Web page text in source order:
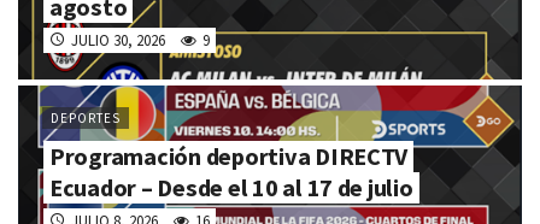
agosto
JULIO 30, 2026 9
DEPORTES
Programación deportiva DIRECTV
Ecuador – Desde el 10 al 17 de julio